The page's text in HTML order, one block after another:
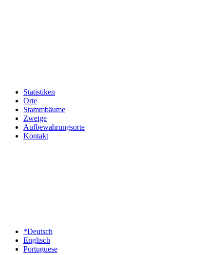
Statistiken
Orte
Stammbäume
Zweige
Aufbewahrungsorte
Kontakt
*Deutsch
Englisch
Portuguese